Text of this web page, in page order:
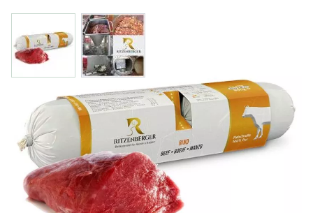
View larger imageView larger image
Die gekochte Fleischrolle mit Rind von Ritzenberger, eignet
sich bestens zum mischen mit anderen Zutaten (Gemüse,
Obst usw.). Die Fleischwurst enthält saftiges
Muskelfleisch, Rinderherz, fettfreie Lunge und
vitaminreiche Leber.Jetzt in der praktischen Duo-Roll!
Hinweis: Ritzenberger stellt derzeit die Futterrezeptur